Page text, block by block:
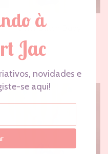
Colar Stitch Baby
€ 11,90